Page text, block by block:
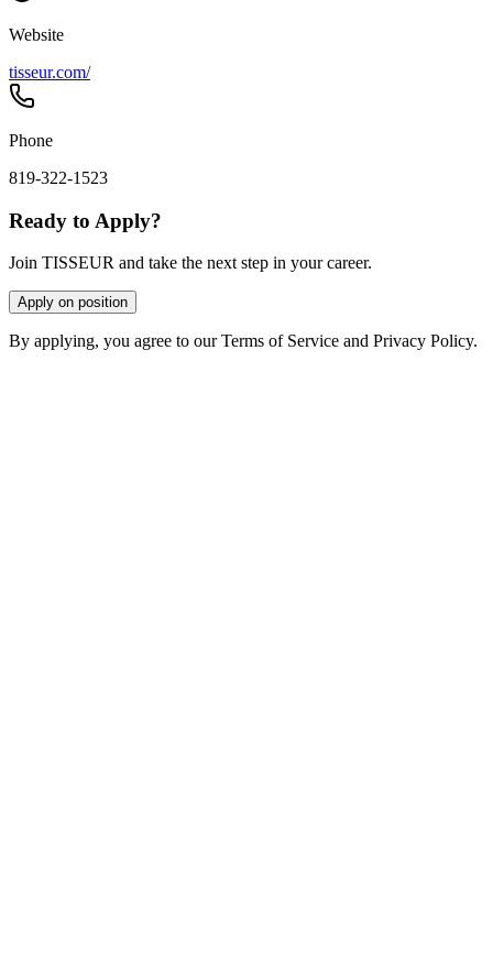
Website
tisseur.com/
Phone
819-322-1523
Ready to Apply?
Join TISSEUR and take the next step in your career.
Apply on position
By applying, you agree to our Terms of Service and Privacy Policy.